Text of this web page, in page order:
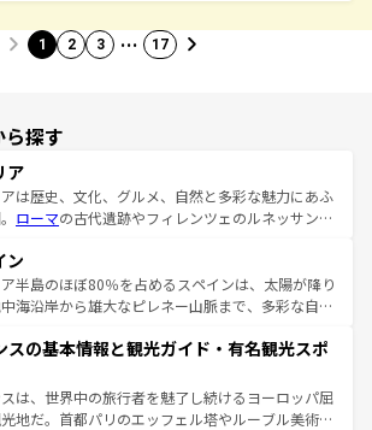
1 2 3 … 17
探す
ア
は歴史、文化、グルメ、自然と多彩な魅力にあふ
ローマの古代遺跡やフィレンツェのルネッサンス
スカーナの美しい田園風景やアマルフィ海岸の絶
自然景観も見逃せない。観光の合間には、本場の
スタなど、絶品のイタリア料理を堪能することも
れるイタリアで、忘れられない旅をしてみよう！
着のイタリア情報は
ン
半島のほぼ80％を占めるスペインは、太陽が降り
海沿岸から雄大なピレネー山脈まで、多彩な自然
付くこの国では、情熱的なフラメンコ、熱気あふ
、そして美味しいタパスが生活の一部となってい
マドリードの洗練された雰囲気や、バルセロナの
溢れた街角から、地方では古代ローマ遺跡や中世
スの基本情報と観光ガイド・有名観光スポ
は、世界中の旅行者を魅了し続けるヨーロッパ屈
地だ。首都パリのエッフェル塔やルーブル美術館